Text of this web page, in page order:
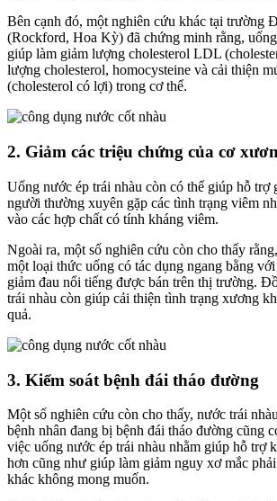
Bên cạnh đó, một nghiên cứu khác tại trường
(Rockford, Hoa Kỳ) đã chứng minh rằng,
giúp làm giảm lượng cholesterol LDL
lượng cholesterol, homocysteine và cải thiện
(cholesterol có lợi) trong cơ thể.
2. Giảm các triệu chứng của cơ
Uống nước ép trái nhàu còn có thể giúp hỗ trợ
người thường xuyên gặp các tình trạng viêm
vào các hợp chất có tính kháng viêm.
Ngoài ra, một số nghiên cứu còn cho thấy
một loại thức uống có tác dụng ngang bằng
giảm đau nổi tiếng được bán trên thị trường.
trái nhàu còn giúp cải thiện tình trạng xương
quả.
3. Kiểm soát bệnh đái tháo đường
Một số nghiên cứu còn cho thấy, nước trái
bệnh nhân đang bị bệnh đái tháo đường cũng
việc uống nước ép trái nhàu nhằm giúp hỗ trợ
hơn cũng như giúp làm giảm nguy xơ mắc
khác không mong muốn.